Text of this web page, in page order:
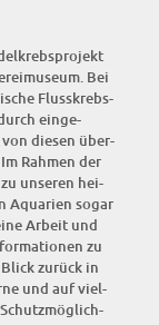
Bei
Fluss­krebs­
ein­ge­
von die­sen über­
Rah­men der
unse­ren hei­
Aqua­ri­en sogar
Arbeit und
zu
zurück in
und auf viel­
Schutz­mög­lich­